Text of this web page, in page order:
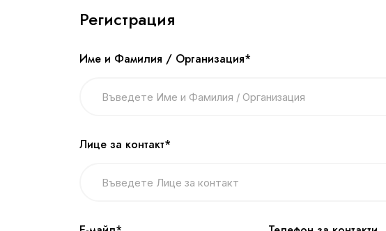
Регистрация
Име и Фамилия / Организация*
Лице за контакт*